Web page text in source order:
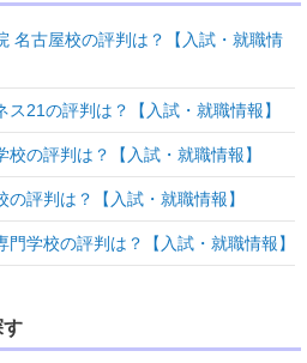
名古屋校の評判は？【入試・就職情
ス21の評判は？【入試・就職情報】
の評判は？【入試・就職情報】
評判は？【入試・就職情報】
門学校の評判は？【入試・就職情報】
す